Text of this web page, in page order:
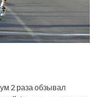
2 раза обзывал